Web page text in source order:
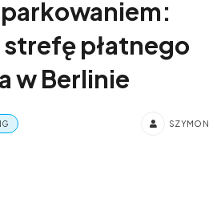
płatnego
w Berlinie
SZYMON